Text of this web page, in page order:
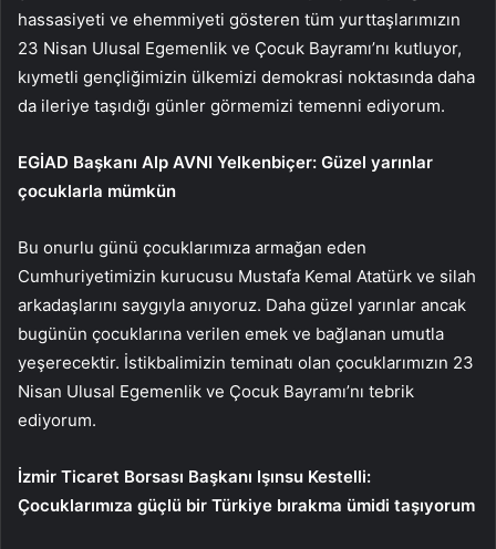
hassasiyeti ve ehemmiyeti gösteren tüm yurttaşlarımızın
23 Nisan Ulusal Egemenlik ve Çocuk Bayramı’nı kutluyor,
kıymetli gençliğimizin ülkemizi demokrasi noktasında daha
da ileriye taşıdığı günler görmemizi temenni ediyorum.
EGİAD Başkanı Alp AVNI Yelkenbiçer: Güzel yarınlar
çocuklarla mümkün
Bu onurlu günü çocuklarımıza armağan eden
Cumhuriyetimizin kurucusu Mustafa Kemal Atatürk ve silah
arkadaşlarını saygıyla anıyoruz. Daha güzel yarınlar ancak
bugünün çocuklarına verilen emek ve bağlanan umutla
yeşerecektir. İstikbalimizin teminatı olan çocuklarımızın 23
Nisan Ulusal Egemenlik ve Çocuk Bayramı’nı tebrik
ediyorum.
İzmir Ticaret Borsası Başkanı Işınsu Kestelli:
Çocuklarımıza güçlü bir Türkiye bırakma ümidi taşıyorum